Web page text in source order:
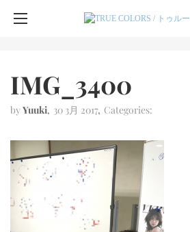
IMG_3400
byYuuki 30 3月 2017 Categories: